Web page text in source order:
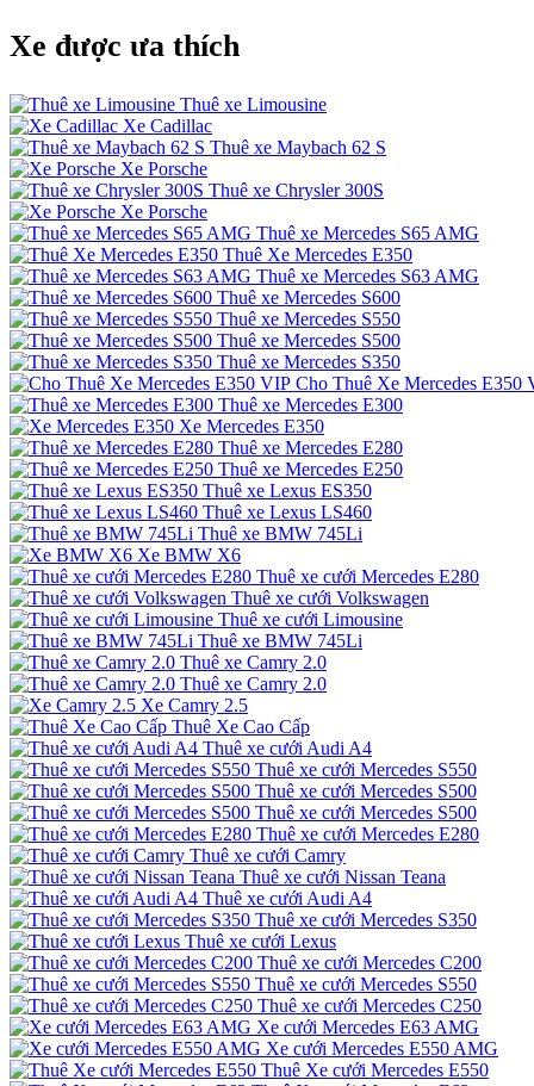
Xe được ưa thích
Thuê xe Limousine
Xe Cadillac
Thuê xe Maybach 62 S
Xe Porsche
Thuê xe Chrysler 300S
Xe Porsche
Thuê xe Mercedes S65 AMG
Thuê Xe Mercedes E350
Thuê xe Mercedes S63 AMG
Thuê xe Mercedes S600
Thuê xe Mercedes S550
Thuê xe Mercedes S500
Thuê xe Mercedes S350
Cho Thuê Xe Mercedes E350
Thuê xe Mercedes E300
Xe Mercedes E350
Thuê xe Mercedes E280
Thuê xe Mercedes E250
Thuê xe Lexus ES350
Thuê xe Lexus LS460
Thuê xe BMW 745Li
Xe BMW X6
Thuê xe cưới Mercedes E280
Thuê xe cưới Volkswagen
Thuê xe cưới Limousine
Thuê xe BMW 745Li
Thuê xe Camry 2.0
Thuê xe Camry 2.0
Xe Camry 2.5
Thuê Xe Cao Cấp
Thuê xe cưới Audi A4
Thuê xe cưới Mercedes S550
Thuê xe cưới Mercedes S500
Thuê xe cưới Mercedes S500
Thuê xe cưới Mercedes E280
Thuê xe cưới Camry
Thuê xe cưới Nissan Teana
Thuê xe cưới Audi A4
Thuê xe cưới Mercedes S350
Thuê xe cưới Lexus
Thuê xe cưới Mercedes C200
Thuê xe cưới Mercedes S550
Thuê xe cưới Mercedes C250
Xe cưới Mercedes E63 AMG
Xe cưới Mercedes E550 AMG
Thuê Xe cưới Mercedes E550